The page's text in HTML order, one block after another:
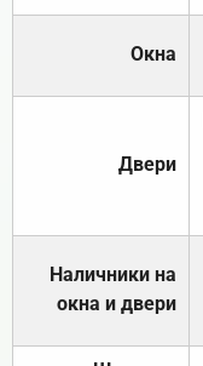
Окна
Двери
Наличники на
окна и двери